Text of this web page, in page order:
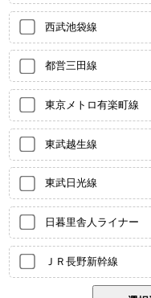
西武池袋線
都営三田線
東京メトロ有楽町線
東武越生線
東武日光線
日暮里舎人ライナー
ＪＲ長野新幹線